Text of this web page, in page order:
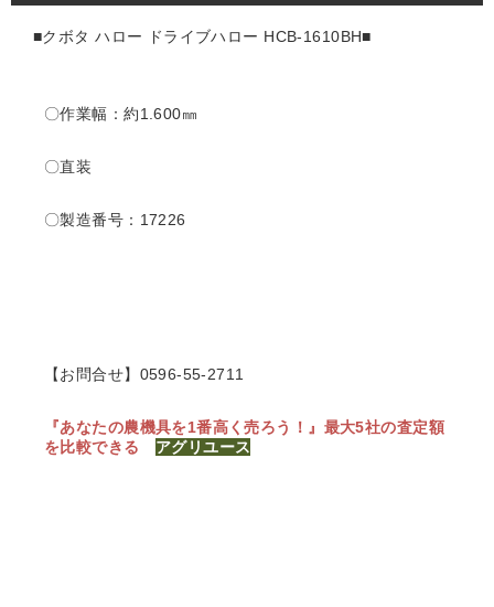
■クボタ ハロー ドライブハロー HCB-1610BH■
〇作業幅：約1.600㎜
〇直装
〇製造番号：17226
【お問合せ】0596-55-2711
『あなたの農機具を1番高く売ろう！』 最大5社の査定額
を比較できる アグリユース